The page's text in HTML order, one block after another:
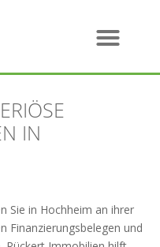
IN
Sie in Hochheim an ihrer
Finanzierungsbelegen und